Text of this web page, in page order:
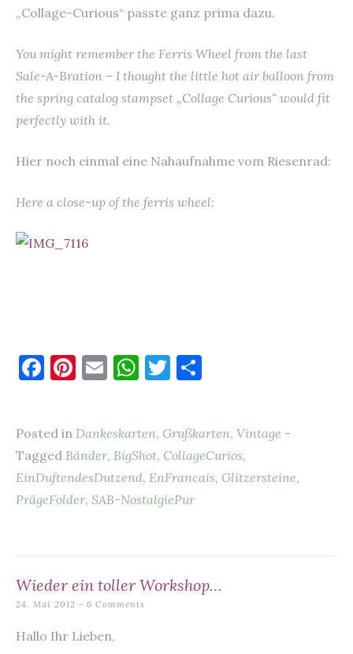
„Collage-Curious“ passte ganz prima dazu.
You might remember the Ferris Wheel from the last
Sale-A-Bration – I thought the little hot air balloon from
the spring catalog stampset „Collage Curious“ would fit
perfectly with it.
Hier noch einmal eine Nahaufnahme vom Riesenrad:
Here a close-up of the ferris wheel:
F
e
b
o
Pi
es
t
E
l
W
s
A
p
T
te
r
n
Posted in Dankeskarten, Grußkarten, Vintage -
Tagged Bänder, BigShot, CollageCurios,
EinDuftendesDutzend, EnFrancais, Glitzersteine,
PrägeFolder, SAB-NostalgiePur
Wieder ein toller Workshop…
24. Mai 2012 6 Comments
Hallo Ihr Lieben,